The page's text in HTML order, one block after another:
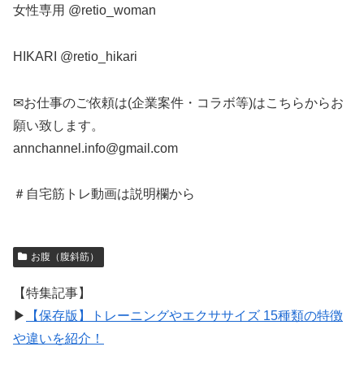
女性専用 @retio_woman
HIKARI @retio_hikari
✉お仕事のご依頼は(企業案件・コラボ等)はこちらからお
願い致します。
annchannel.info@gmail.com
＃自宅筋トレ動画は説明欄から
お腹（腹斜筋）
【特集記事】
▶︎
【保存版】トレーニングやエクササイズ 15種類の特徴
や違いを紹介！